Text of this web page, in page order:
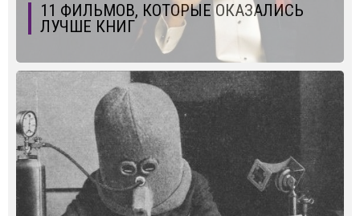
11 ФИЛЬМОВ, КОТОРЫЕ ОКАЗАЛИСЬ
ЛУЧШЕ КНИГ